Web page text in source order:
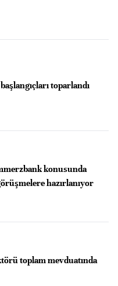
toparlandı
konusunda
hazırlanıyor
toplam mevduatında